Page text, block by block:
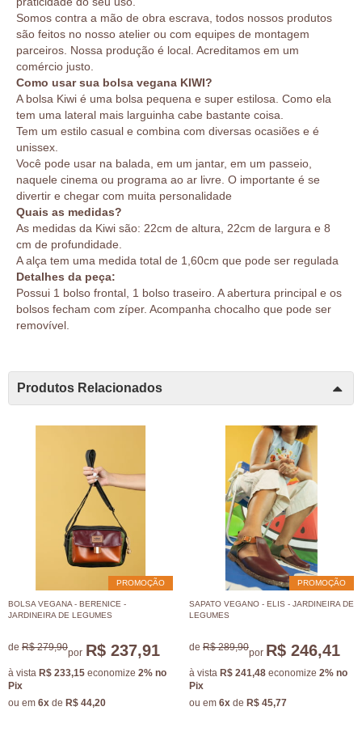
Somos contra a mão de obra escrava, todos nossos produtos
são feitos no nosso atelier ou com equipes de montagem
parceiros. Nossa produção é local. Acreditamos em um
comércio justo.
Como usar sua bolsa vegana KIWI?
A bolsa Kiwi é uma bolsa pequena e super estilosa. Como ela
tem uma lateral mais larguinha cabe bastante coisa.
Tem um estilo casual e combina com diversas ocasiões e é
unissex.
Você pode usar na balada, em um jantar, em um passeio,
naquele cinema ou programa ao ar livre. O importante é se
divertir e chegar com muita personalidade
Quais as medidas?
As medidas da Kiwi são: 22cm de altura, 22cm de largura e 8
cm de profundidade.
A alça tem uma medida total de 1,60cm que pode ser regulada
Detalhes da peça:
Possui 1 bolso frontal, 1 bolso traseiro. A abertura principal e os
bolsos fecham com zíper. Acompanha chocalho que pode ser
removível.
Produtos Relacionados
PROMOÇÃO
BOLSA VEGANA - BERENICE -
JARDINEIRA DE LEGUMES
de R$ 279,90por R$ 237,91
à vista R$ 233,15 economize 2% no
Pix
ou em 6x de R$ 44,20
PROMOÇÃO
SAPATO VEGANO - ELIS - JARDINEIRA DE
LEGUMES
de R$ 289,90por R$ 246,41
à vista R$ 241,48 economize 2% no
Pix
ou em 6x de R$ 45,77